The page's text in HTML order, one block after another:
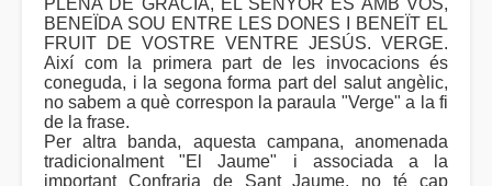
PLENA DE GRÀCIA, EL SENYOR ÉS AMB VÓS,
BENEÏDA SOU ENTRE LES DONES I BENEÏT EL
FRUIT DE VOSTRE VENTRE JESÚS. VERGE.
Així com la primera part de les invocacions és
coneguda, i la segona forma part del salut angèlic,
no sabem a què correspon la paraula "Verge" a la fi
de la frase.
Per altra banda, aquesta campana, anomenada
tradicionalment "El Jaume" i associada a la
important Confraria de Sant Jaume, no té cap